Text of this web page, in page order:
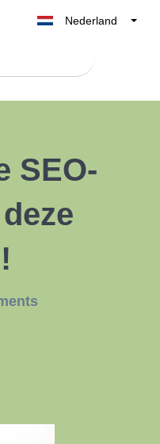
Nederland
België
España
SEO-